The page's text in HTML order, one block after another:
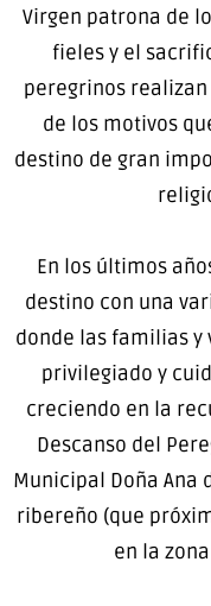
Virgen patrona de
fieles y el
peregrinos
de los motivos
destino de gran
En los últimos
destino con una
donde las familias
privilegiado y
creciendo en la
Descanso del
Municipal Doña Ana
ribereño (que
en la